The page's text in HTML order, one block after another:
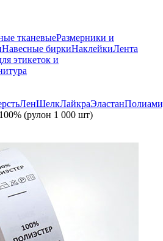
тканевыеРазмерники и
Навесные биркиНаклейкиЛента
этикеток и
ЛенШелкЛайкраЭластан
(рулон 1 000 шт)